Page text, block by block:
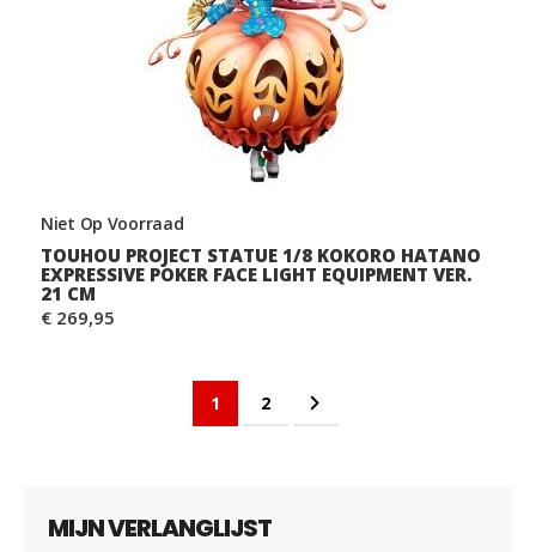
TOUHOU PROJECT STATUE 1/8 KOKORO HATANO
EXPRESSIVE POKER FACE LIGHT EQUIPMENT VER.
21 CM
€ 269,95
Niet Op Voorraad
U lees momenteel pagina
1 Pagina
2 Pagina
Volgende
MIJN VERLANGLIJST